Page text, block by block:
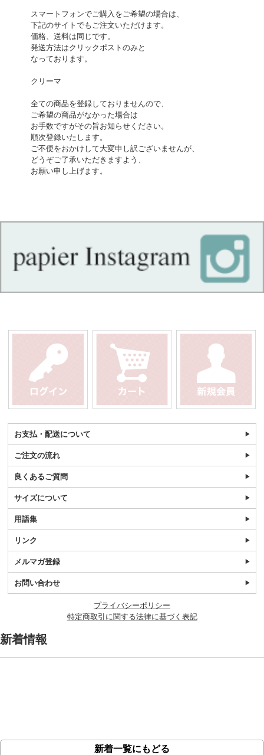
スマートフォンでご購入をご希望の場合は、
下記のサイトでもご注文いただけます。
価格、送料は同じです。
発送方法はクリックポストのみと
なっております。
クリーマ
全ての商品を登録しておりませんので、
ご希望の商品がなかった場合は
お手数ですがその旨お知らせください。
順次登録いたします。
ご不便をおかけして大変申し訳ございませんが、
どうぞご了承いただきますよう、
お願い申し上げます。
お支払・配送について
ご注文の流れ
良くあるご質問
サイズについて
用語集
リンク
メルマガ登録
お問い合わせ
プライバシーポリシー
特定商取引に関する法律に基づく表記
新着情報
新着一覧にもどる